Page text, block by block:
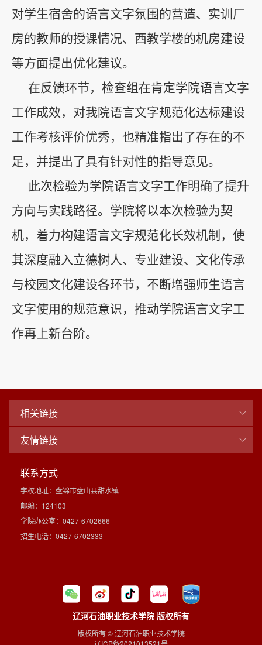
对学生宿舍的语言文字氛围的营造、实训厂
房的教师的授课情况、西教学楼的机房建设
等方面提出优化建议。
在反馈环节，检查组在肯定学院语言文字
工作成效，对我院语言文字规范化达标建设
工作考核评价优秀，也精准指出了存在的不
足，并提出了具有针对性的指导意见。
此次检验为学院语言文字工作明确了提升
方向与实践路径。学院将以本次检验为契
机，着力构建语言文字规范化长效机制，使
其深度融入立德树人、专业建设、文化传承
与校园文化建设各环节，不断增强师生语言
文字使用的规范意识，推动学院语言文字工
作再上新台阶。
相关链接
友情链接
联系方式
学校地址：盘锦市盘山县甜水镇
邮编：124103
学院办公室：0427-6702666
招生电话：0427-6702333
辽河石油职业技术学院 版权所有
版权所有 © 辽河石油职业技术学院